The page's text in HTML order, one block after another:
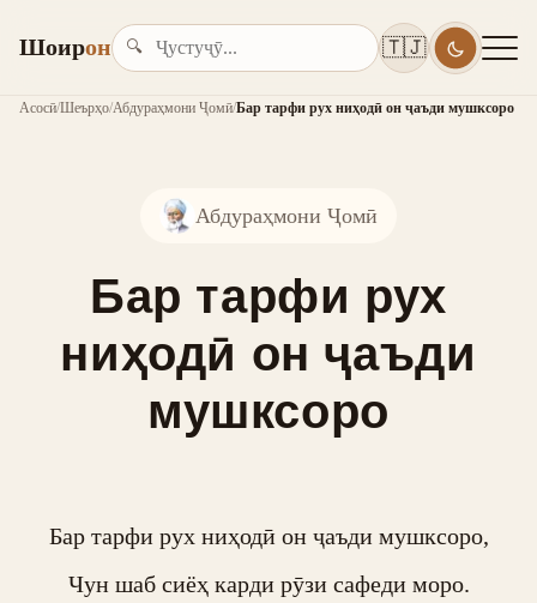
Шоирон 🔍 🇹🇯
Асосӣ/Шеърҳо/Абдураҳмони Ҷомӣ/Бар тарфи рух ниҳодӣ он ҷаъди мушксоро
Абдураҳмони Ҷомӣ
Бар тарфи рух
ниҳодӣ он ҷаъди
мушксоро
Бар тарфи рух ниҳодӣ он ҷаъди мушксоро,
Чун шаб сиёҳ карди рӯзи сафеди моро.